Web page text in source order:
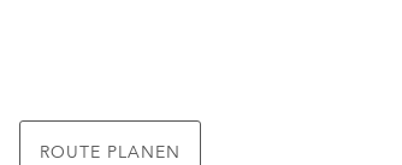
ROUTE PLANEN